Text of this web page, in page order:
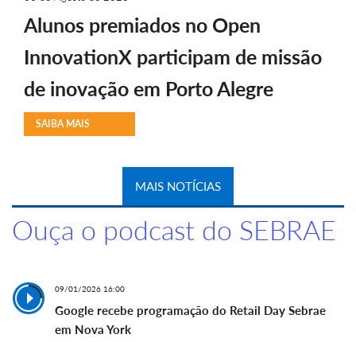
Alunos premiados no Open
InnovationX participam de missão
de inovação em Porto Alegre
SAIBA MAIS
MAIS NOTÍCIAS
Ouça o podcast do SEBRAE
09/01/2026 16:00
Google recebe programação do Retail Day Sebrae
em Nova York